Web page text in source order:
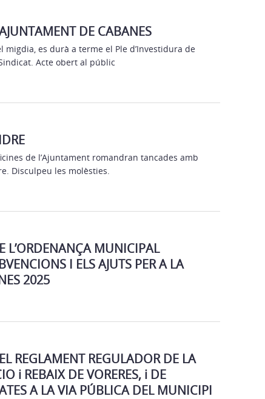
DE CABANES
migdia, es durà a terme el Ple d’Investidura de
Acte obert al públic
de l’Ajuntament romandran tancades amb
Disculpeu les molèsties.
L’ORDENANÇA MUNICIPAL
I ELS AJUTS PER A LA
2025
REGLAMENT REGULADOR DE LA
i REBAIX DE VORERES, i DE
A LA VIA PÚBLICA DEL MUNICIPI